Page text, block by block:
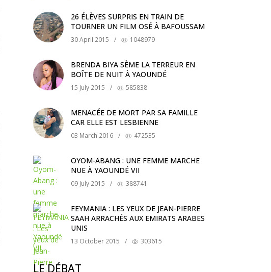
26 ÉLÈVES SURPRIS EN TRAIN DE
TOURNER UN FILM OSÉ À BAFOUSSAM
30 April 2015 / 1048979
BRENDA BIYA SÈME LA TERREUR EN
BOÎTE DE NUIT À YAOUNDÉ
15 July 2015 / 585838
MENACÉE DE MORT PAR SA FAMILLE
CAR ELLE EST LESBIENNE
03 March 2016 / 472535
OYOM-ABANG : UNE FEMME MARCHE
NUE À YAOUNDÉ VII
09 July 2015 / 388741
FEYMANIA : LES YEUX DE JEAN-PIERRE
SAAH ARRACHÉS AUX EMIRATS ARABES
UNIS
13 October 2015 / 303615
LE DÉBAT